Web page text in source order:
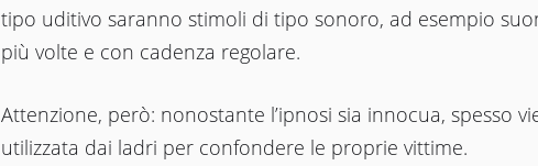
tipo uditivo saranno stimoli di tipo sonoro, ad esempio
più volte e con cadenza regolare.
Attenzione, però: nonostante l’ipnosi sia innocua, spesso
utilizzata dai ladri per confondere le proprie vittime.